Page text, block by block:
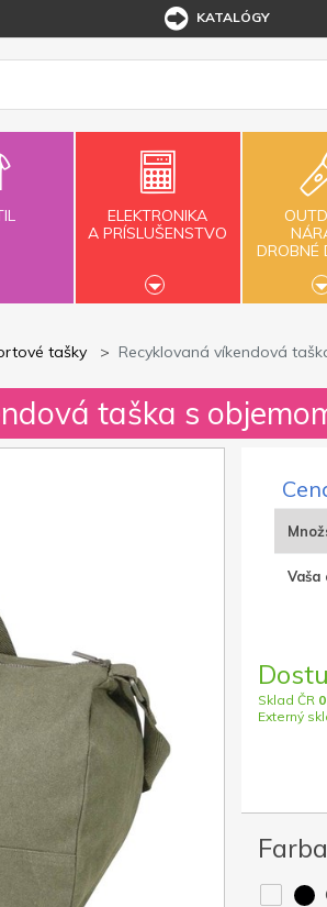
KATALÓGY
ELEKTRONIKA
A PRÍSLUŠENSTVO
DROBNÉ
tašky Recyklovaná víkendová
taška s
Vaša
Sklad ČR
Externý
Farba